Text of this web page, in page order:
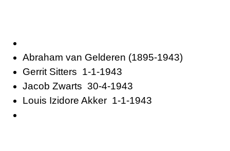
Abraham van Gelderen (1895-1943)
Gerrit Sitters 1-1-1943
Jacob Zwarts 30-4-1943
Louis Izidore Akker 1-1-1943